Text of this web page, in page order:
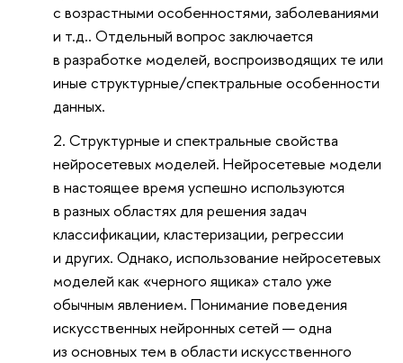
с возрастными особенностями, заболеваниями
и т.д.. Отдельный вопрос заключается
в разработке моделей, воспроизводящих те или
иные структурные/спектральные особенности
данных.
Структурные и спектральные свойства
нейросетевых моделей. Нейросетевые модели
в настоящее время успешно используются
в разных областях для решения задач
классификации, кластеризации, регрессии
и других. Однако, использование нейросетевых
моделей как «черного ящика» стало уже
обычным явлением. Понимание поведения
искусственных нейронных сетей — одна
из основных тем в области искусственного